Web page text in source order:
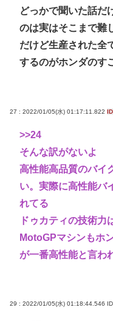
どっかで聞いた話だ
のは実はそこまで難
だけど生産された全
するのがホンダのす
27 : 2022/01/05(水) 01:17:11.822
>>24
そんな訳がないよ
高性能高品質のバイ
い。実際に高性能バ
れてる
ドゥカティの技術力
MotoGPマシンもホ
が一番高性能と言わ
29 : 2022/01/05(水) 01:18:44.546